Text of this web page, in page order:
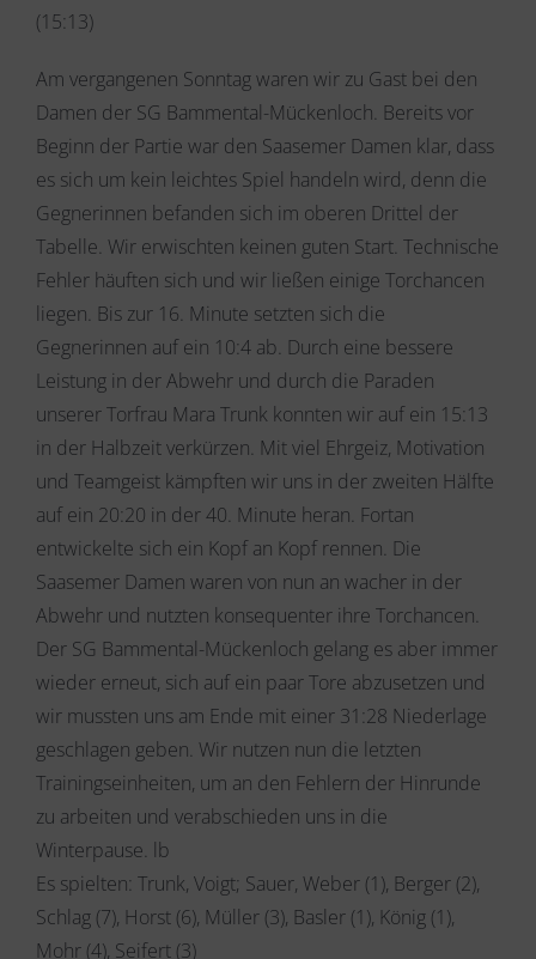
(15:13)
Am vergangenen Sonntag waren wir zu Gast bei den
Damen der SG Bammental-Mückenloch. Bereits vor
Beginn der Partie war den Saasemer Damen klar, dass
es sich um kein leichtes Spiel handeln wird, denn die
Gegnerinnen befanden sich im oberen Drittel der
Tabelle. Wir erwischten keinen guten Start. Technische
Fehler häuften sich und wir ließen einige Torchancen
liegen. Bis zur 16. Minute setzten sich die
Gegnerinnen auf ein 10:4 ab. Durch eine bessere
Leistung in der Abwehr und durch die Paraden
unserer Torfrau Mara Trunk konnten wir auf ein 15:13
in der Halbzeit verkürzen. Mit viel Ehrgeiz, Motivation
und Teamgeist kämpften wir uns in der zweiten Hälfte
auf ein 20:20 in der 40. Minute heran. Fortan
entwickelte sich ein Kopf an Kopf rennen. Die
Saasemer Damen waren von nun an wacher in der
Abwehr und nutzten konsequenter ihre Torchancen.
Der SG Bammental-Mückenloch gelang es aber immer
wieder erneut, sich auf ein paar Tore abzusetzen und
wir mussten uns am Ende mit einer 31:28 Niederlage
geschlagen geben. Wir nutzen nun die letzten
Trainingseinheiten, um an den Fehlern der Hinrunde
zu arbeiten und verabschieden uns in die
Winterpause. lb
Es spielten: Trunk, Voigt; Sauer, Weber (1), Berger (2),
Schlag (7), Horst (6), Müller (3), Basler (1), König (1),
Mohr (4), Seifert (3)